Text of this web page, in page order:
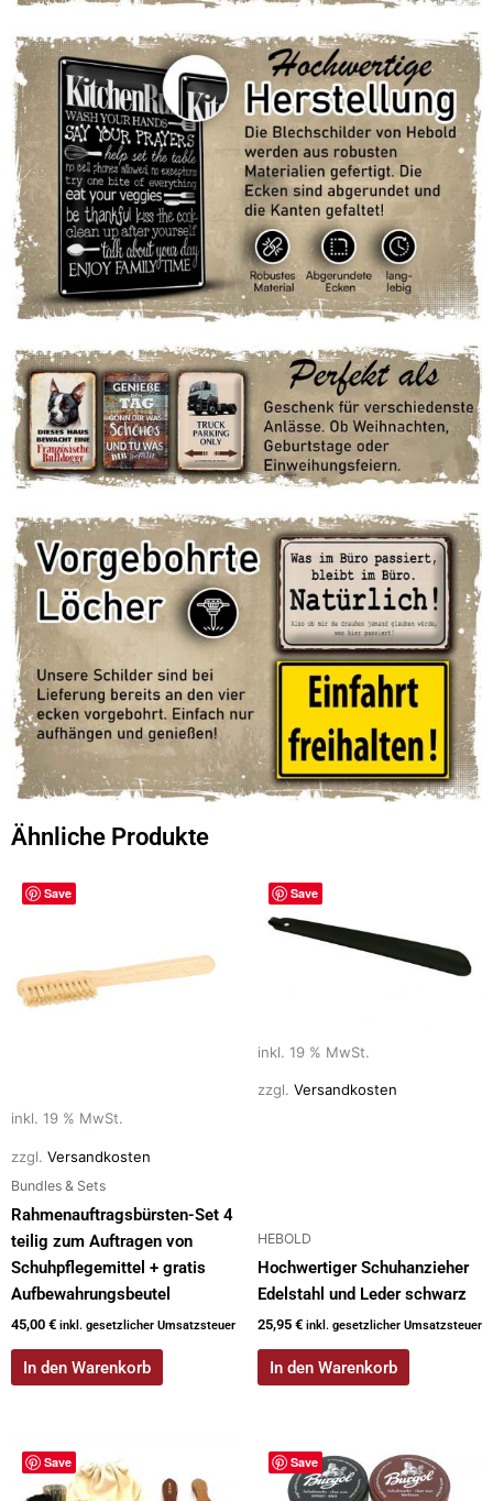
Ähnliche Produkte
Save
inkl. 19 % MwSt.
zzgl. Versandkosten
Bundles & Sets
Rahmenauftragsbürsten-Set 4
teilig zum Auftragen von
Schuhpflegemittel + gratis
Aufbewahrungsbeutel
45,00 € inkl. gesetzlicher Umsatzsteuer
In den Warenkorb
Save
inkl. 19 % MwSt.
zzgl. Versandkosten
HEBOLD
Hochwertiger Schuhanzieher
Edelstahl und Leder schwarz
25,95 € inkl. gesetzlicher Umsatzsteuer
In den Warenkorb
Save Save